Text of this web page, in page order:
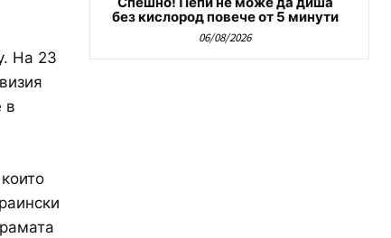
На 23
в
без кислород повече от 5 минути
06/08/2026